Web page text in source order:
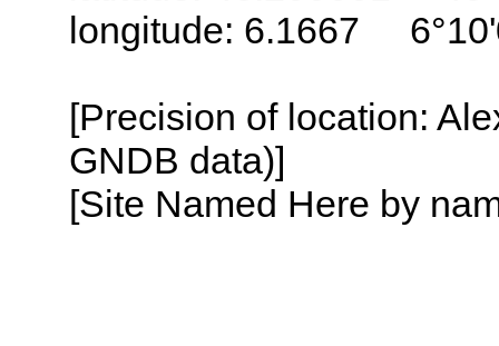
longitude: 6.1667
[Precision of location:
GNDB data)]
[Site Named Here by